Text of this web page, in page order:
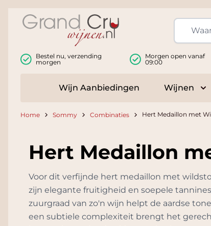
Bestel nu, verzending
morgen
Morgen open vanaf
09:00
Wijn Aanbiedingen Wijnen
Home Sommy Combinaties Hert Medaillon met
Hert Medaillon
Voor dit verfijnde hert medaillon met
zijn elegante fruitigheid en soepele
zuurgraad van zo'n wijn helpt de aardse
een subtiele complexiteit brengt het